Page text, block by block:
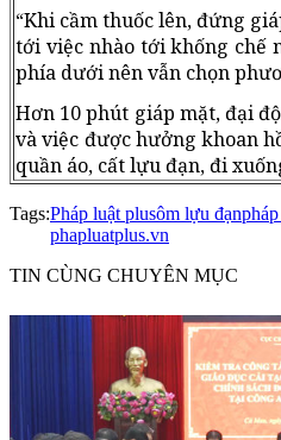
“Khi cầm thuốc lên, đứng
tới việc nhào tới khống chế
phía dưới nên vẫn chọn
Hơn 10 phút giáp mặt, đại
và việc được hưởng khoan
quần áo, cất lựu đạn, đi
Tags:Pháp luật plusôm lựu đạn
phapluatplus.vn
TIN CÙNG CHUYÊN MỤC